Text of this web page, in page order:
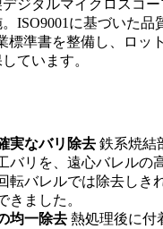
ジタルマイクロスコ
ISO9001に基づいた品
標準書を整備し、ロッ
ています。
実なバリ除去 鉄系焼結
バリを、遠心バレルの
転バレルでは除去しき
きました。
均一除去 熱処理後に付